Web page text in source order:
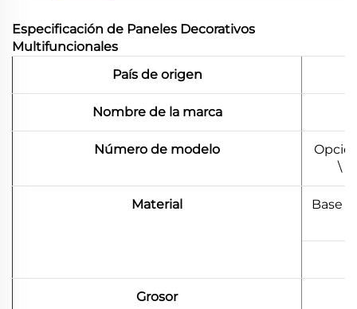
Especificación de Paneles Decorativos
Multifuncionales
País de origen
Nombre de la marca
Número de modelo
\
Material Base
Grosor